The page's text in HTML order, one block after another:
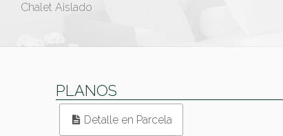
Chalet Aislado
PLANOS
Detalle en Parcela